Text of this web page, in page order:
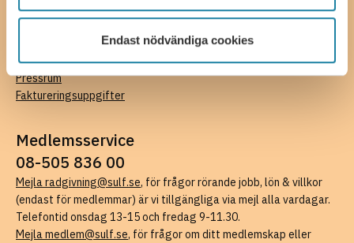
Endast nödvändiga cookies
SULF, Sveriges universitetslärare och forskare
08-505 836 00 (växel),kansli@sulf.se
Fler kontaktuppgifter
Pressrum
Faktureringsuppgifter
Medlemsservice
08-505 836 00
Mejla radgivning@sulf.se, för frågor rörande jobb, lön & villkor
(endast för medlemmar) är vi tillgängliga via mejl alla vardagar.
Telefontid onsdag 13-15 och fredag 9-11.30.
Mejla medlem@sulf.se, för frågor om ditt medlemskap eller